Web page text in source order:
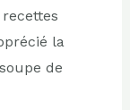
la
de